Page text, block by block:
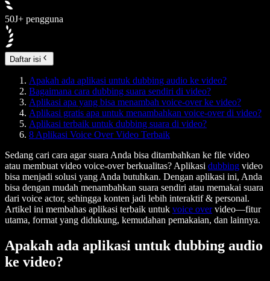
50J+ pengguna
Daftar isi
Apakah ada aplikasi untuk dubbing audio ke video?
Bagaimana cara dubbing suara sendiri di video?
Aplikasi apa yang bisa menambah voice-over ke video?
Aplikasi gratis apa untuk menambahkan voice-over di video?
Aplikasi terbaik untuk dubbing suara di video?
8 Aplikasi Voice Over Video Terbaik
Sedang cari cara agar suara Anda bisa ditambahkan ke file video
atau membuat video voice-over berkualitas? Aplikasi dubbing video
bisa menjadi solusi yang Anda butuhkan. Dengan aplikasi ini, Anda
bisa dengan mudah menambahkan suara sendiri atau memakai suara
dari voice actor, sehingga konten jadi lebih interaktif & personal.
Artikel ini membahas aplikasi terbaik untuk voice overvideo—fitur
utama, format yang didukung, kemudahan pemakaian, dan lainnya.
Apakah ada aplikasi untuk dubbing audio
ke video?